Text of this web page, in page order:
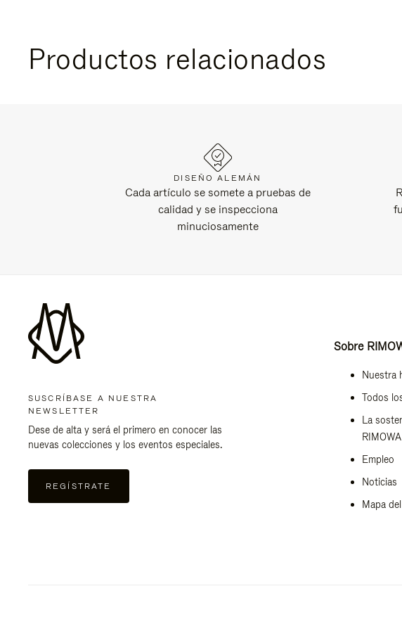
Productos relacionados
DISEÑO ALEMÁN
Cada artículo se somete a pruebas de
calidad y se inspecciona
minuciosamente
SUSCRÍBASE A NUESTRA
NEWSLETTER
Dese de alta y será el primero en conocer las
nuevas colecciones y los eventos especiales.
REGÍSTRATE
Sobre
Nuestra
Todos
La
RIMOWA
Empleo
Noticias
Mapa